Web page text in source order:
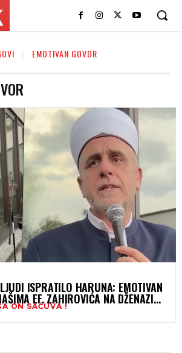
EMOTIVAN GOVOR
ISPRATILO HARUNA: EMOTIVAN
EF. ZAHIROVIĆA NA DŽENAZI
ON SAČUVA !